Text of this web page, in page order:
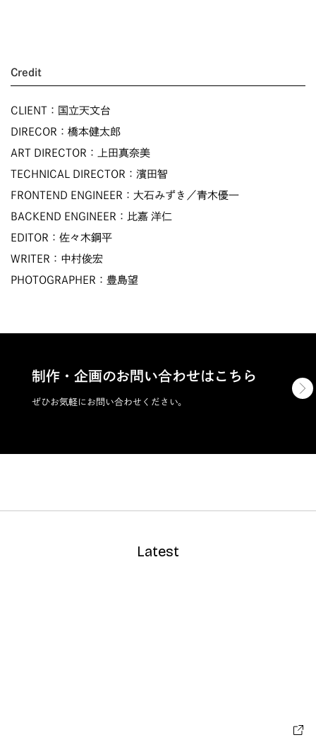
Credit
CLIENT：国立天文台
DIRECOR：橋本健太郎
ART DIRECTOR：上田真奈美
TECHNICAL DIRECTOR：濱田智
FRONTEND ENGINEER：大石みずき／青木優一
BACKEND ENGINEER：比嘉 洋仁
EDITOR：佐々木鋼平
WRITER：中村俊宏
PHOTOGRAPHER：豊島望
制作・企画のお問い合わせはこちら
ぜひお気軽にお問い合わせください。
Latest